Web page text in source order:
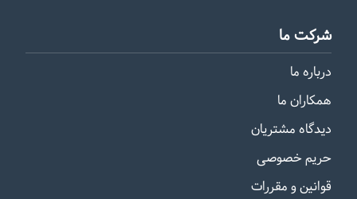
شرکت ما
درباره ما
همکاران ما
دیدگاه مشتریان
حریم خصوصی
قوانین و مقررات